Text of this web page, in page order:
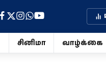
சினிமா வாழ்க்கை